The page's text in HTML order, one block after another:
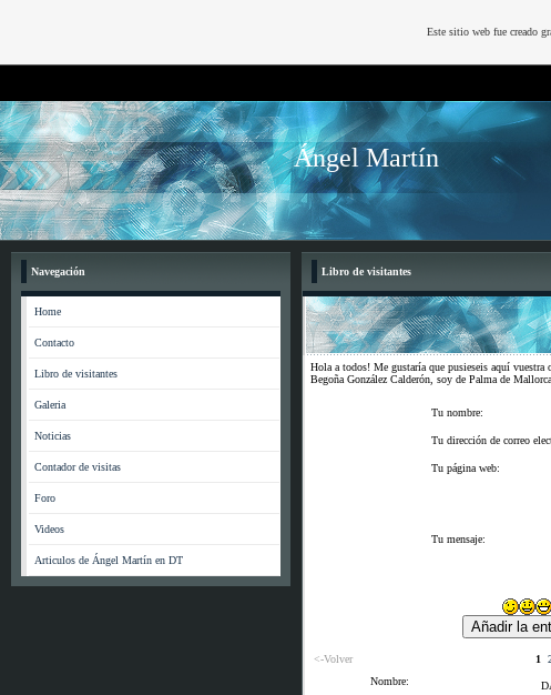
Ángel Martín
Navegación
Home
Contacto
Libro de visitantes
Galeria
Noticias
Contador de visitas
Foro
Videos
Articulos de Ángel Martín en DT
Libro de visitantes
Hola a todos! Me gustaría que pusieseis aquí
Begoña González Calderón, soy de Palma de
Tu nombre:
Tu dirección de correo
Tu página web:
Tu mensaje:
<-Volver 1
Nombre:
Este sitio web fue creado